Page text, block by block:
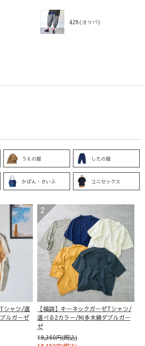
428(ヨツバ)
うえの服 したの服
かばん・さいふ ユニセックス
シャツ/選
ルガーゼ
【福袋】キーネックガーゼTシャツ/
選べる2カラー/知多木綿ダブルガー
ゼ
19,360円(税込)